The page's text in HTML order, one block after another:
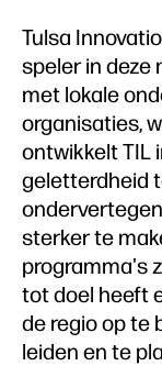
Tulsa
speler in deze
met lokale
organisaties,
ontwikkelt TIL
geletterdheid
sterker te
programma's
tot doel heeft
de regio op te
leiden en te